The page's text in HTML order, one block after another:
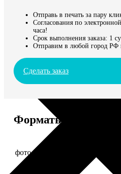
Отправь в печать за пару
Согласования по
часа!
Срок выполнения заказа: 1
Отправим в любой город РФ
Сделать заказ
Форматы и цены
фото 30х30 в деревянной рамке